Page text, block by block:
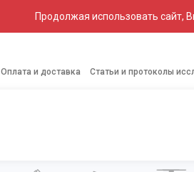
Продолжая использовать сайт,
Оплата и доставка Статьи и протоколы